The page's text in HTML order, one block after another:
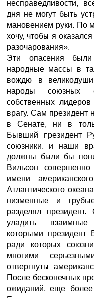
несправедливости,
дня не могут быть
мановением руки. По
хочу, чтобы я
разочарования».
Эти опасения были
народные массы в
вождю в
народы союзных
собственных
врагу. Сам президент
в Сенате, ни в
Бывший президент
союзники, и наши
должны были бы
Вильсон
имени
Атлантического
низменные и
разделял
уладить взаимные
которыми
ради которых
многими
отвергнуты
После бесконечных
ожиданий, еще более